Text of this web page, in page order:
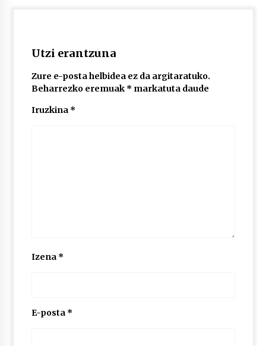
2026/07/02
Utzi erantzuna
Zure e-posta helbidea ez da argitaratuko.
Beharrezko eremuak * markatuta daude
Iruzkina *
Izena *
E-posta *